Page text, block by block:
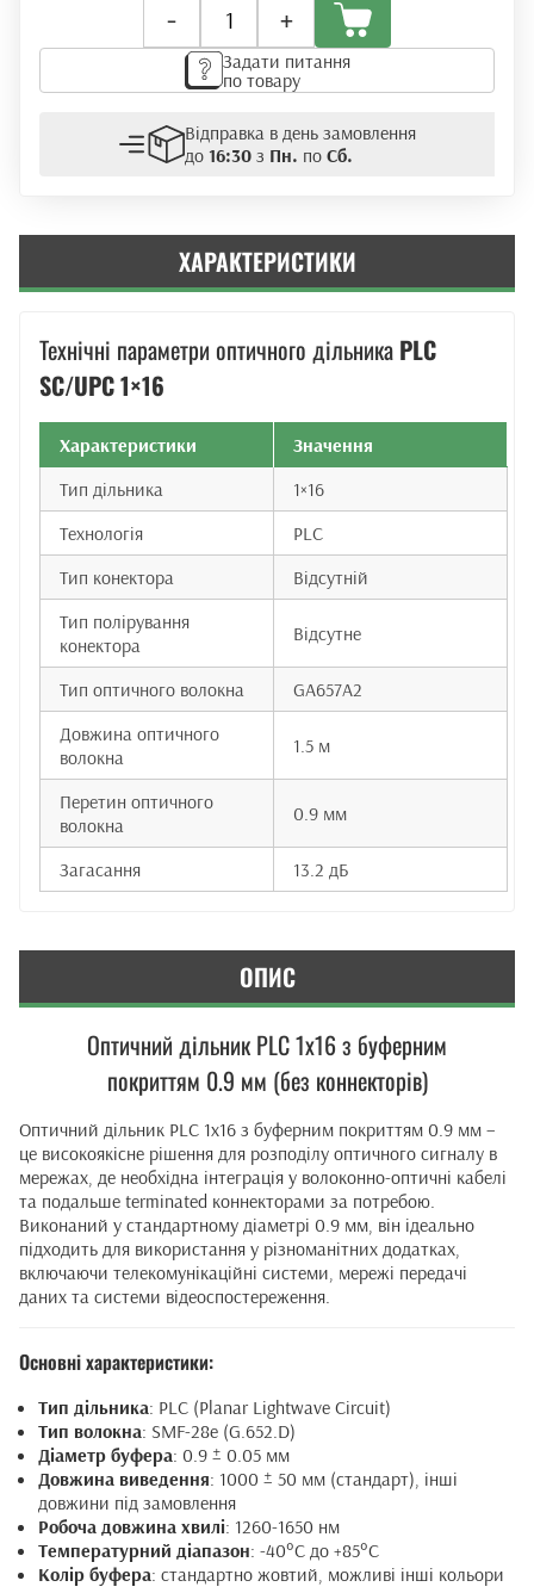
-
дільник
PLC
1x16
(Ø
кількість
+
Задати питання
по товару
Відправка в день замовлення
до 16:30з Пн. по Сб.
ХАРАКТЕРИСТИКИ
Технічні параметри оптичного дільника PLC
SC/UPC 1×16
Характеристики
Значення
Тип дільника
1×16
Технологія
PLC
Тип конектора
Відсутній
Тип полірування
конектора
Відсутне
Тип оптичного волокна
GA657A2
Довжина оптичного
волокна
1.5 м
Перетин оптичного
волокна
0.9 мм
Загасання 13.2 дБ
ОПИС
Оптичний дільник PLC 1x16 з буферним
покриттям 0.9 мм (без коннекторів)
Оптичний дільник PLC 1x16 з буферним покриттям 0.9 мм –
це високоякісне рішення для розподілу оптичного сигналу в
мережах, де необхідна інтеграція у волоконно-оптичні кабелі
та подальше terminated коннекторами за потребою.
Виконаний у стандартному діаметрі 0.9 мм, він ідеально
підходить для використання у різноманітних додатках,
включаючи телекомунікаційні системи, мережі передачі
даних та системи відеоспостереження.
Основні характеристики:
Тип дільника: PLC (Planar Lightwave Circuit)
Тип волокна: SMF-28e (G.652.D)
Діаметр буфера: 0.9 ± 0.05 мм
Довжина виведення: 1000 ± 50 мм (стандарт), інші
довжини під замовлення
Робоча довжина хвилі: 1260-1650 нм
Температурний діапазон: -40°C до +85°C
Колір буфера: стандартно жовтий, можливі інші кольори